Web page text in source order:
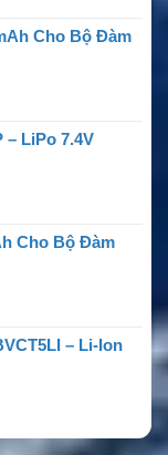
Cho Bộ Đàm
– LiPo 7.4V
Cho Bộ Đàm
– Li-Ion